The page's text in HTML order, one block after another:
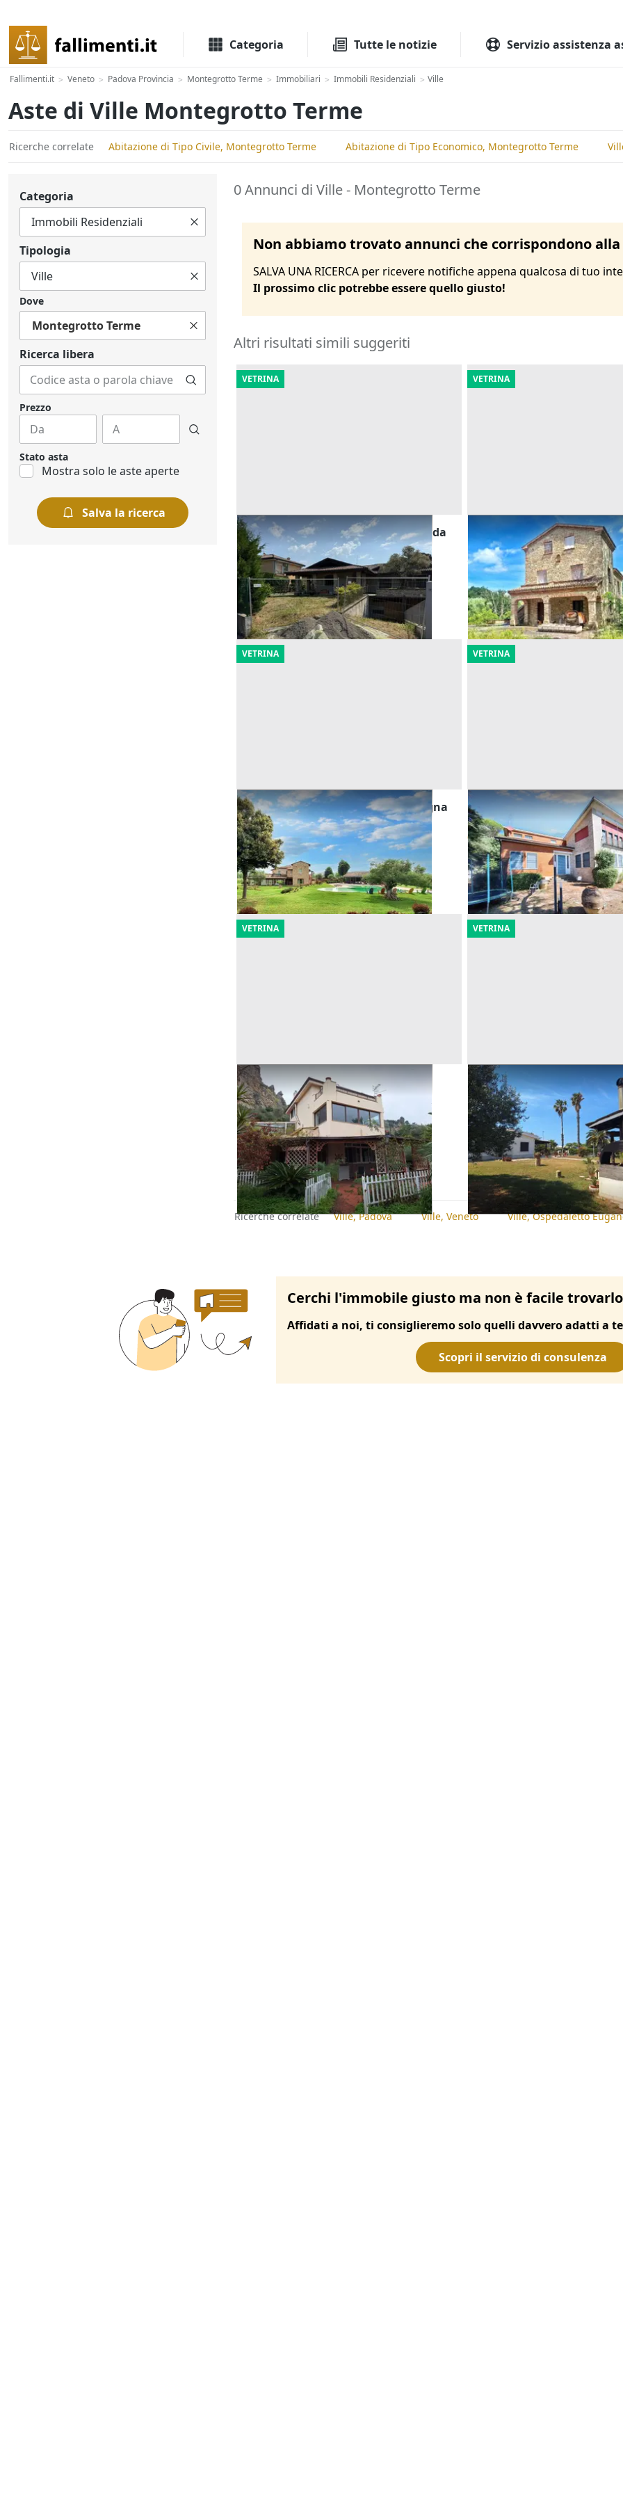
Categoria Tutte le notizie Servizio assistenza
Fallimenti.it > Veneto > Padova Provincia > Montegrotto Terme > Immobiliari > Immobili Residenziali > Ville
Aste di Ville Montegrotto Terme
Ricerche correlate Abitazione di Tipo Civile, Montegrotto Terme Abitazione di Tipo Economico, Montegrotto Terme
Categoria
Tipologia
Dove
Montegrotto Terme
Ricerca libera
Prezzo
Stato asta
Mostra solo le aste aperte
Salva la ricerca
0 Annunci di Ville - Montegrotto Terme
Non abbiamo trovato annunci che corrispondono
SALVA UNA RICERCA per ricevere notifiche appena qualcosa di tuo
Il prossimo clic potrebbe essere quello giusto!
Altri risultati simili suggeriti
VETRINA
Asta Abitazione in villa bifamiliare da
completare con pertinenze
Calusco d'Adda (Bergamo)
Offerta minima
194.022 €
10/09/2026
VETRINA
Asta Villa con pertinenze
boschivo
Cingoli (Macerata)
Offerta minima
554.585 €
30/10/2026
VETRINA
Asta Villa con piscina nella campagna
umbra
Perugia (Perugia)
Offerta minima
800.000 €
25/09/2026
VETRINA
Asta Villa con piscina e
Monte Castello di Vibio
Offerta minima
694.575 €
21/10/2026
VETRINA
Asta Villa con terreni edificabili
Capaci (Palermo)
Offerta minima
310.400 €
14/09/2026
VETRINA
Asta Villetta unifamiliare
balneare
Vittoria (Ragusa)
Offerta minima
119.529 €
23/09/2026
Ricerche correlate Ville, Padova Ville, Veneto Ville, Ospedaletto
Cerchi l'immobile giusto ma non è facile
Affidati a noi, ti consiglieremo solo quelli davvero adatti a te
Scopri il servizio di consulenza